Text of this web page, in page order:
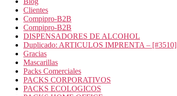
Clientes
Compipro-B2B
Compipro-B2B
DISPENSADORES DE ALCOHOL
Duplicado: ARTICULOS IMPRENTA – [#3510]
Gracias
Mascarillas
Packs Comerciales
PACKS CORPORATIVOS
PACKS ECOLOGICOS